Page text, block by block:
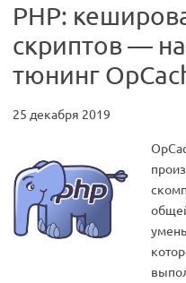
PHP:
скриптов —
тюнинг
25 декабря 2019